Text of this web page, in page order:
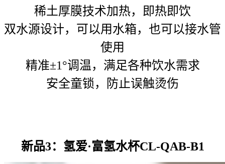
稀土厚膜技术加热，即热即饮
双水源设计，可以用水箱，也可以接水管
使用
精准±1°调温，满足各种饮水需求
安全童锁，防止误触烫伤
新品3：氢爱·富氢水杯CL-QAB-B1